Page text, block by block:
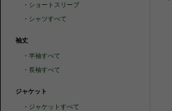
・ ショートスリーブ
・ シャツすべて
袖丈
・半袖すべて
・長袖すべて
ジャケット
・ ジャケットすべて